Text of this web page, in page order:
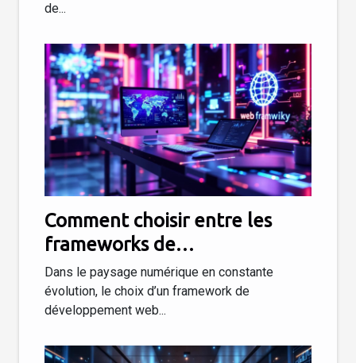
de...
Comment choisir entre les
frameworks de
développement web les plus
populaires en 2025 ?
Dans le paysage numérique en constante
évolution, le choix d’un framework de
développement web...